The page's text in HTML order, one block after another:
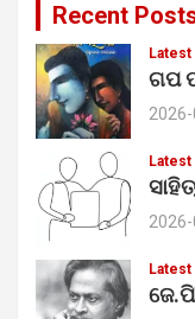
h
Recent
ଗପ